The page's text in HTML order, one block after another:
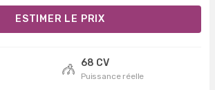
ESTIMER LE PRIX
68 CV
Puissance réelle